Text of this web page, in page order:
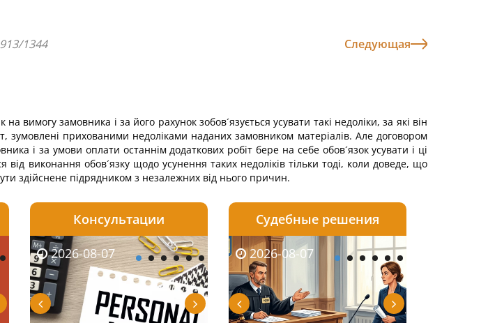
913/1344 Следующая
замовника і за його рахунок зобов´язується усувати такі недоліки, за які він
зумовлені прихованими недоліками наданих замовником матеріалів. Але договором
і за умови оплати останнім додаткових робіт бере на себе обов´язок усувати і ці
виконання обов´язку щодо усунення таких недоліків тільки тоді, коли доведе, що
здійснене підрядником з незалежних від нього причин.
2026-08-06 2026-08-06 2026-08-05
2026-08-07 2026-08-04 2026-08-04
Консультации
2026-08-07 2026-08-07 2026-08-06
Судебные решения
2026-07-30 2026-08-07